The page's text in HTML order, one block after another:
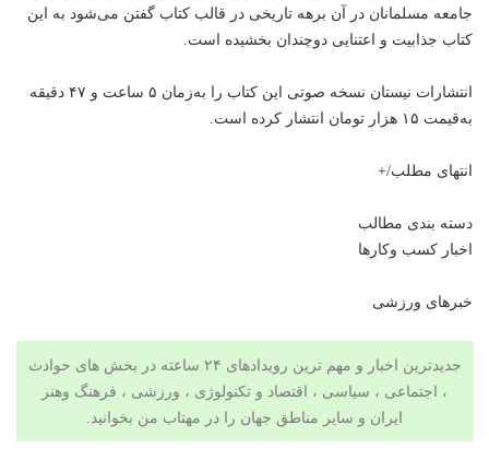
جامعه مسلمانان در آن برهه تاریخی در قالب کتاب گفتن می‌شود به این
کتاب جذابیت و اعتنایی دوچندان بخشیده است.
انتشارات نیستان نسخه صوتی این کتاب را به‌زمان ۵ ساعت و ۴۷ دقیقه
به‌قیمت ۱۵ هزار تومان انتشار کرده است.
انتهای مطلب/+
دسته بندی مطالب
اخبار کسب وکارها
خبرهای ورزشی
جدیدترین اخبار و مهم ترین رویدادهای ۲۴ ساعته در بخش های حوادث
، اجتماعی ، سیاسی ، اقتصاد و تکنولوژی ، ورزشی ، فرهنگ وهنر
ایران و سایر مناطق جهان را در مهتاب من بخوانید.